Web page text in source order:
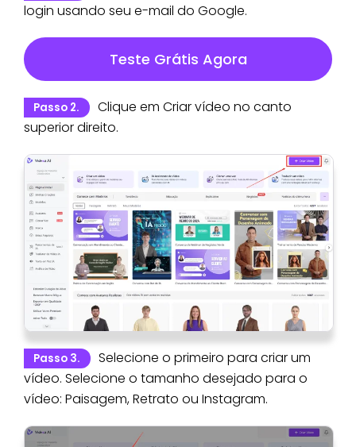
login usando seu e-mail do Google.
Teste Grátis Agora
Passo 2.
Clique em Criar vídeo no canto
superior direito.
Passo 3.
Selecione o primeiro para criar um
vídeo. Selecione o tamanho desejado para o
vídeo: Paisagem, Retrato ou Instagram.